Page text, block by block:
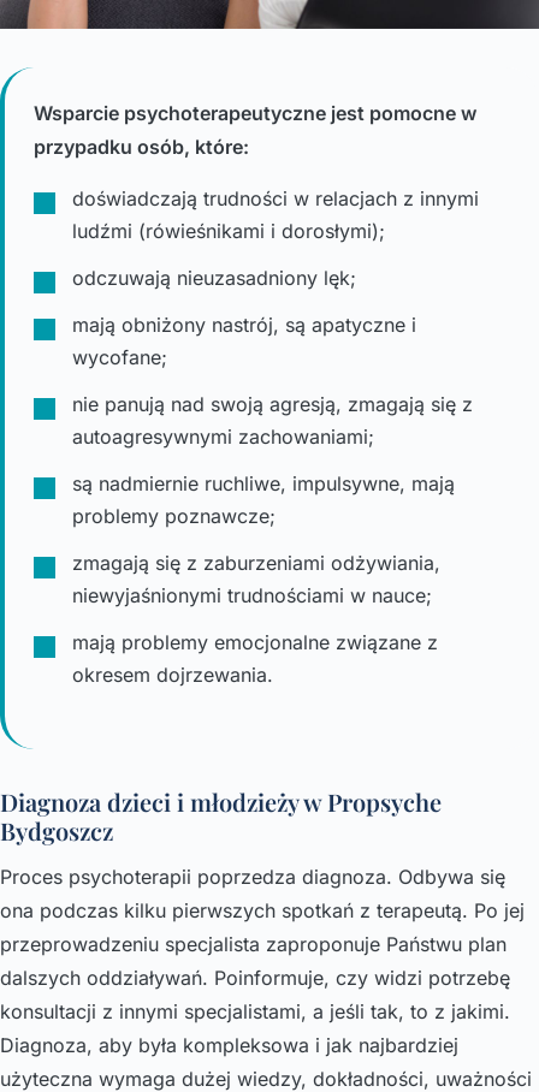
Wsparcie psychoterapeutyczne jest pomocne w
przypadku osób, które:
doświadczają trudności w relacjach z innymi
ludźmi (rówieśnikami i dorosłymi);
odczuwają nieuzasadniony lęk;
mają obniżony nastrój, są apatyczne i
wycofane;
nie panują nad swoją agresją, zmagają się z
autoagresywnymi zachowaniami;
są nadmiernie ruchliwe, impulsywne, mają
problemy poznawcze;
zmagają się z zaburzeniami odżywiania,
niewyjaśnionymi trudnościami w nauce;
mają problemy emocjonalne związane z
okresem dojrzewania.
Diagnoza dzieci i młodzieży w Propsyche
Bydgoszcz
Proces psychoterapii poprzedza diagnoza. Odbywa się
ona podczas kilku pierwszych spotkań z terapeutą. Po jej
przeprowadzeniu specjalista zaproponuje Państwu plan
dalszych oddziaływań. Poinformuje, czy widzi potrzebę
konsultacji z innymi specjalistami, a jeśli tak, to z jakimi.
Diagnoza, aby była kompleksowa i jak najbardziej
użyteczna wymaga dużej wiedzy, dokładności, uważności